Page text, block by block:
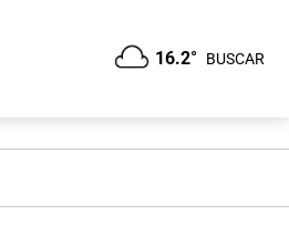
16.2° BUSCAR